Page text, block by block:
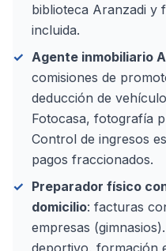
biblioteca Aranzadi y
incluida.
Agente inmobiliario
comisiones de
deducción de
Fotocasa, fotografía
Control de ingresos
pagos fraccionados.
Preparador físico
domicilio: facturas
empresas
deportivo, formación